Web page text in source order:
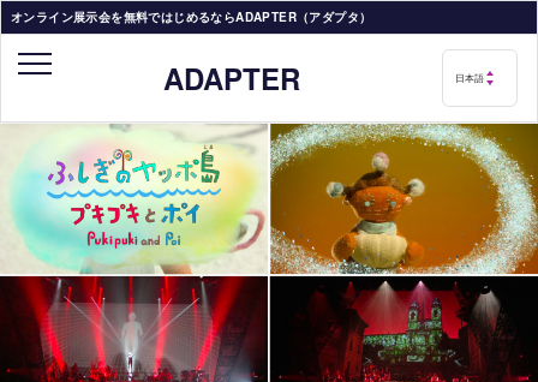
オンライン展示会を無料ではじめるならADAPTER（アダプタ）
ADAPTER